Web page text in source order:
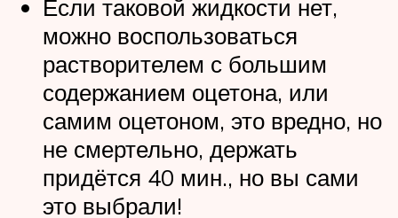
Если таковой жидкости нет,
можно воспользоваться
растворителем с большим
содержанием оцетона, или
самим оцетоном, это вредно, но
не смертельно, держать
придётся 40 мин., но вы сами
это выбрали!